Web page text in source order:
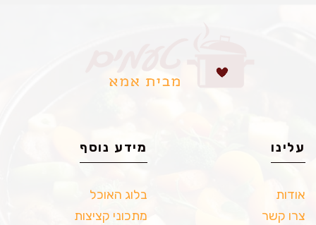
עלינו
אודות
צרו קשר
מידע נוסף
בלוג האוכל
מתכוני קציצות